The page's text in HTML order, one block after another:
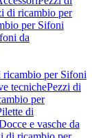
di ricambio per
per Sifoni
da
ricambio per Sifoni
tecnichePezzi di
per
di
e vasche da